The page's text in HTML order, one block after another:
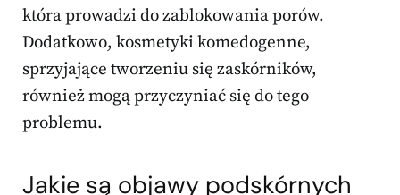
która prowadzi do zablokowania porów.
Dodatkowo, kosmetyki komedogenne,
sprzyjające tworzeniu się zaskórników,
również mogą przyczyniać się do tego
problemu.
Jakie są objawy podskórnych